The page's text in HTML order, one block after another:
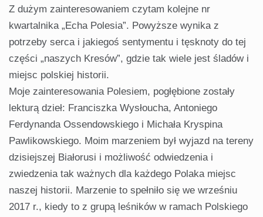
Z dużym zainteresowaniem czytam kolejne nr
kwartalnika „Echa Polesia”. Powyższe wynika z
potrzeby serca i jakiegoś sentymentu i tęsknoty do tej
części „naszych Kresów”, gdzie tak wiele jest śladów i
miejsc polskiej historii.
Moje zainteresowania Polesiem, pogłębione zostały
lekturą dzieł: Franciszka Wysłoucha, Antoniego
Ferdynanda Ossendowskiego i Michała Kryspina
Pawlikowskiego. Moim marzeniem był wyjazd na tereny
dzisiejszej Białorusi i możliwość odwiedzenia i
zwiedzenia tak ważnych dla każdego Polaka miejsc
naszej historii. Marzenie to spełniło się we wrześniu
2017 r., kiedy to z grupą leśników w ramach Polskiego